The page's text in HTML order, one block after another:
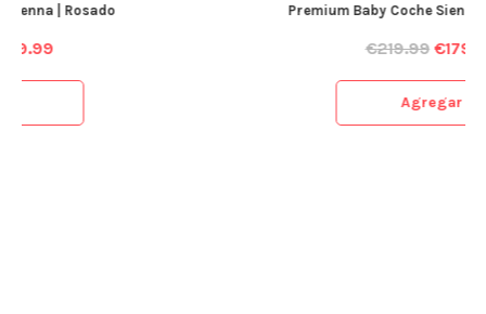
Premium Baby Coche Sienna | Azul Celeste